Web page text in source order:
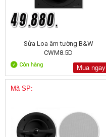
Sửa Loa âm tường B&W
CWM8.5D
Mua ngay
Mã SP: